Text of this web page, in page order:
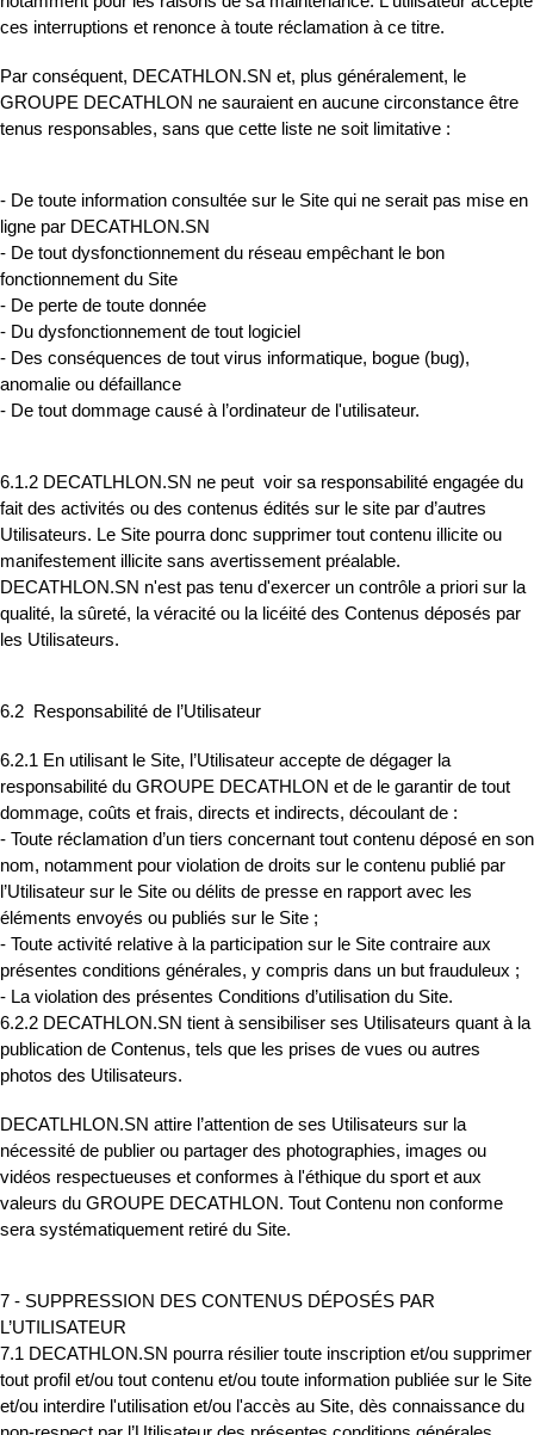
ces interruptions et renonce à toute réclamation à ce titre.
Par conséquent, DECATHLON.SN et, plus généralement, le
GROUPE DECATHLON ne sauraient en aucune circonstance être
tenus responsables, sans que cette liste ne soit limitative :
- De toute information consultée sur le Site qui ne serait pas mise en
ligne par DECATHLON.SN
- De tout dysfonctionnement du réseau empêchant le bon
fonctionnement du Site
- De perte de toute donnée
- Du dysfonctionnement de tout logiciel
- Des conséquences de tout virus informatique, bogue (bug),
anomalie ou défaillance
- De tout dommage causé à l’ordinateur de l'utilisateur.
6.1.2 DECATLHLON.SN ne peut voir sa responsabilité engagée du
fait des activités ou des contenus édités sur le site par d’autres
Utilisateurs. Le Site pourra donc supprimer tout contenu illicite ou
manifestement illicite sans avertissement préalable.
DECATHLON.SN n'est pas tenu d'exercer un contrôle a priori sur la
qualité, la sûreté, la véracité ou la licéité des Contenus déposés par
les Utilisateurs.
6.2 Responsabilité de l’Utilisateur
6.2.1 En utilisant le Site, l’Utilisateur accepte de dégager la
responsabilité du GROUPE DECATHLON et de le garantir de tout
dommage, coûts et frais, directs et indirects, découlant de :
- Toute réclamation d’un tiers concernant tout contenu déposé en son
nom, notamment pour violation de droits sur le contenu publié par
l’Utilisateur sur le Site ou délits de presse en rapport avec les
éléments envoyés ou publiés sur le Site ;
- Toute activité relative à la participation sur le Site contraire aux
présentes conditions générales, y compris dans un but frauduleux ;
- La violation des présentes Conditions d’utilisation du Site.
6.2.2 DECATHLON.SN tient à sensibiliser ses Utilisateurs quant à la
publication de Contenus, tels que les prises de vues ou autres
photos des Utilisateurs.
DECATLHLON.SN attire l’attention de ses Utilisateurs sur la
nécessité de publier ou partager des photographies, images ou
vidéos respectueuses et conformes à l'éthique du sport et aux
valeurs du GROUPE DECATHLON. Tout Contenu non conforme
sera systématiquement retiré du Site.
7 - SUPPRESSION DES CONTENUS DÉPOSÉS PAR
L’UTILISATEUR
7.1 DECATHLON.SN pourra résilier toute inscription et/ou supprimer
tout profil et/ou tout contenu et/ou toute information publiée sur le Site
et/ou interdire l'utilisation et/ou l'accès au Site, dès connaissance du